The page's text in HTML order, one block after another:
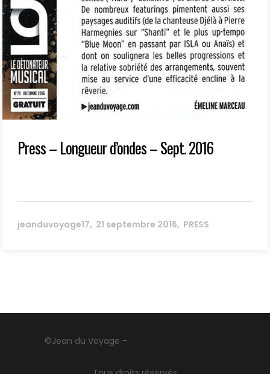
Press – Longueur d’ondes – Sept. 2016
jeanduvoyage17 21 septembre 2016 PRESS
©Jean du Voyage -